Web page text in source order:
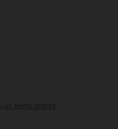
un bērnu preces